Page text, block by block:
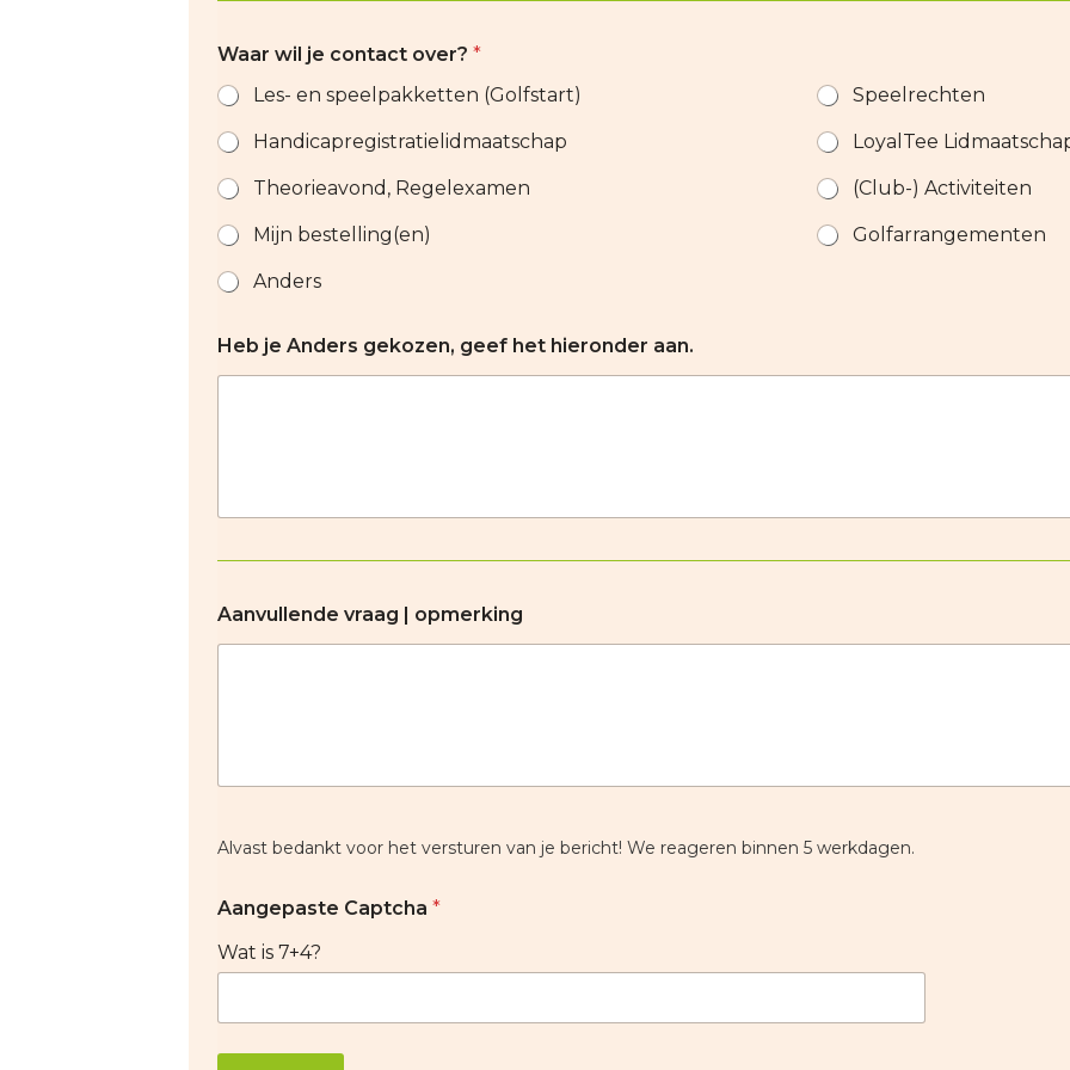
Waar wil je contact over?*
Les- en speelpakketten (Golfstart)
Speelrechten
Handicapregistratielidmaatschap LoyalTee
Theorieavond, Regelexamen (Club-) Activiteiten
Mijn bestelling(en) Golfarrangementen
Anders
Heb je Anders gekozen, geef het hieronder aan.
Aanvullende vraag | opmerking
Alvast bedankt voor het versturen van je bericht! We reageren binnen 5 werkdagen.
Aangepaste Captcha*
Wat is 7+4?